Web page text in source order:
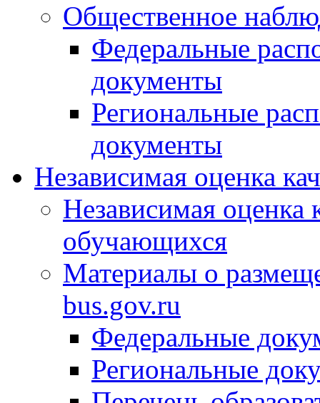
Общественное
Федеральные
документы
Региональные
документы
Независимая оценка
Независимая оценка
обучающихся
Материалы о
bus.gov.ru
Федеральные
Региональные